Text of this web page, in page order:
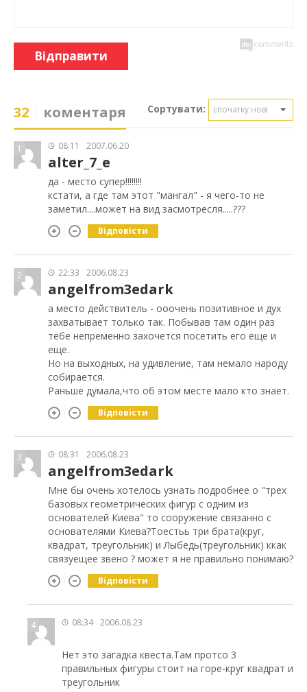
Відправити
32 коментаря Сортувати: спочатку нові
1 08:11 2007.06.20
alter_7_e
да - место супер!!!!!!!!
кстати, а где там этот "мангал" - я чего-то не
заметил....может на вид засмотресля.....???
Відповісти
2 22:33 2006.08.23
angelfrom3edark
а место действитель - ооочень позитивное и дух
захватывает только так. Побывав там один раз
тебе непременно захочется посетить его еще и
еще.
Но на выходных, на удивление, там немало народу
собирается.
Раньше думала,что об этом месте мало кто знает.
Відповісти
3 08:31 2006.08.23
angelfrom3edark
Мне бы очень хотелось узнать подробнее о "трех
базовых геометрических фигур с одним из
основателей Киева" то сооружение связанно с
основателями Киева?Тоестьь три брата(круг,
квадрат, треугольник) и Лыбедь(треугольник) ккак
связуещее звено ? может я не правильно понимаю?
Відповісти
4 08:34 2006.08.23
Нет это загадка квеста.Там протсо 3
правильных фигуры стоит на горе-круг квадрат и
треугольник